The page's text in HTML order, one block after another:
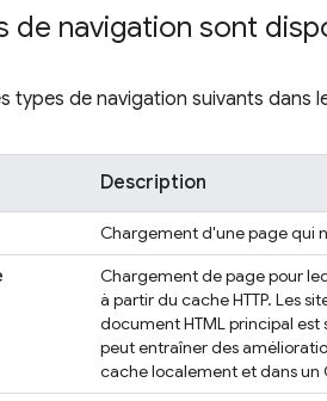
de navigation sont
types de navigation suivants dans
Description
Chargement d'une page qui
Chargement de page pour
à partir du cache HTTP. Les
document HTML principal est
peut entraîner des
cache localement et dans un